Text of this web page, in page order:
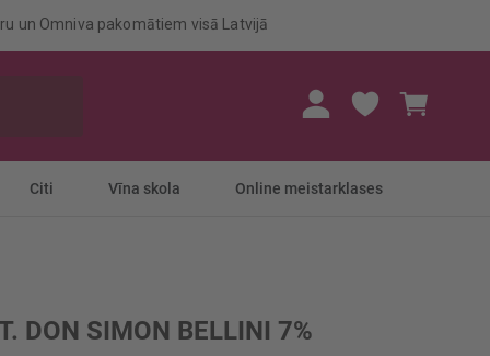
un Omniva pakomātiem visā Latvijā
Citi Vīna skola Online meistarklases
DON SIMON BELLINI 7%